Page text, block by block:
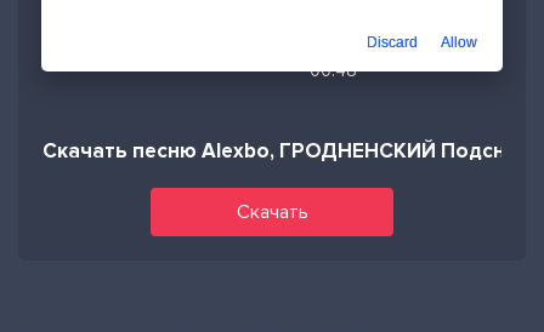
08-05-2024,
00:48
Скачать песню Alexbo, ГРОДНЕНСКИЙ
Скачать
Discard Allow